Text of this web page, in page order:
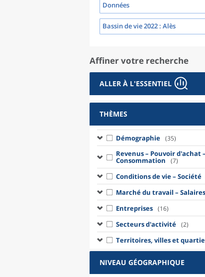
Données
Bassin de vie 2022 : Alès
Affiner votre recherche
ALLER À L'ESSENTIEL
THÈMES
Démographie (35)
Revenus – Pouvoir d'achat –
Consommation (7)
Conditions de vie – Société
Marché du travail – Salaires
Entreprises (16)
Secteurs d'activité (2)
Territoires, villes et
NIVEAU GÉOGRAPHIQUE